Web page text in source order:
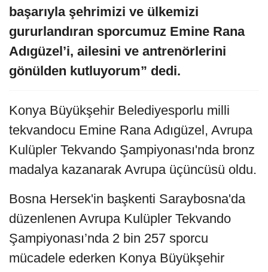
başarıyla şehrimizi ve ülkemizi
gururlandıran sporcumuz Emine Rana
Adıgüzel’i, ailesini ve antrenörlerini
gönülden kutluyorum” dedi.
Konya Büyükşehir Belediyesporlu milli
tekvandocu Emine Rana Adıgüzel, Avrupa
Kulüpler Tekvando Şampiyonası'nda bronz
madalya kazanarak Avrupa üçüncüsü oldu.
Bosna Hersek'in başkenti Saraybosna'da
düzenlenen Avrupa Kulüpler Tekvando
Şampiyonası’nda 2 bin 257 sporcu
mücadele ederken Konya Büyükşehir